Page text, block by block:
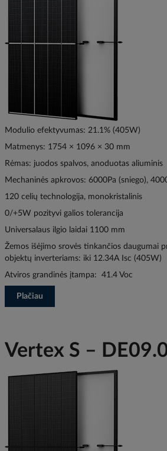
Modulio efektyvumas: 21.1% (405W)
Matmenys: 1754 × 1096 × 30 mm
Rėmas: juodos spalvos, anoduotas aliuminis
Mechaninės apkrovos: 6000Pa (sniego),
120 celių technologija, monokristalinis
0/+5W pozityvi galios tolerancija
Universalaus ilgio laidai 1100 mm
Žemos išėjimo srovės tinkančios daugumai
objektų inverteriams: iki 12.34A Isc (405W)
Atviros grandinės įtampa: 41.4 Voc
Plačiau
Vertex S –